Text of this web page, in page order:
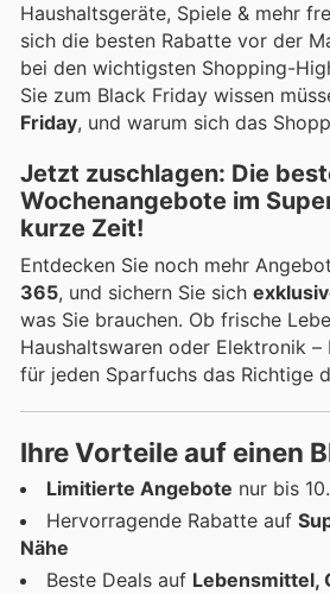
Haushaltsgeräte, Spiele & mehr
sich die besten Rabatte vor der
bei den wichtigsten Shopping-
Sie zum Black Friday wissen
Friday, und warum sich das
Jetzt zuschlagen: Die
Wochenangebote im
kurze Zeit!
Entdecken Sie noch mehr
365, und sichern Sie sich
was Sie brauchen. Ob frische
Haushaltswaren oder Elektronik –
für jeden Sparfuchs das Richtige
Ihre Vorteile auf einen
Limitierte Angebote nur bis
Hervorragende Rabatte auf
Nähe
Beste Deals auf Lebensmittel,